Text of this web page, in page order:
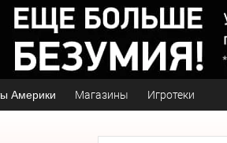
Америки Магазины Игротеки